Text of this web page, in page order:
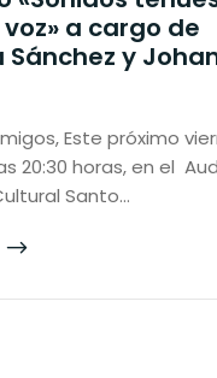
a cargo de
Sánchez y
Este próximo
20:30 horas, en el
Santo…